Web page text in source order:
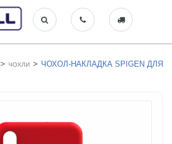
> ЧОХЛИ > ЧОХОЛ-НАКЛАДКА SPIGEN ДЛЯ